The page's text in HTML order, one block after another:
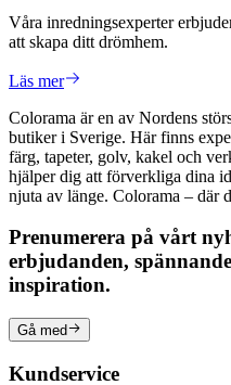
Våra inredningsexperter
att skapa ditt drömhem.
Läs mer
Colorama är en av Nordens
butiker i Sverige. Här finns
färg, tapeter, golv, kakel och
hjälper dig att förverkliga dina
njuta av länge. Colorama – där
Prenumerera på vårt
erbjudanden,
inspiration.
Gå med
Kundservice